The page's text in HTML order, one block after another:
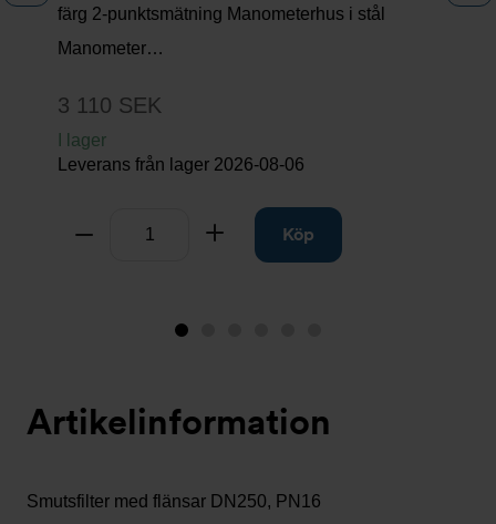
färg 2-punktsmätning Manometerhus i stål
Manometer…
3 110 SEK
I lager
Leverans från lager 2026-08-06
Ta bort Lägg tillKöp
Bild
nu)
Artikelinformation
Smutsfilter med flänsar DN250, PN16